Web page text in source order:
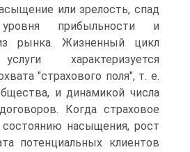
или зрелость, спад
прибыльности и
рынка. Жизненный цикл
характеризуется
"страхового поля", т. е.
и динамикой числа
Когда страховое
насыщения, рост
потенциальных клиентов